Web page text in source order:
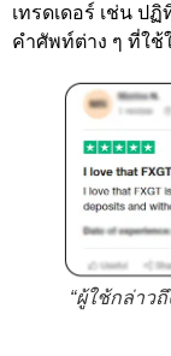
เทรดเดอร์ เช่น ป
คำศัพท์ต่าง ๆ ที่ใช้
“ผู้ใช้กล่าว